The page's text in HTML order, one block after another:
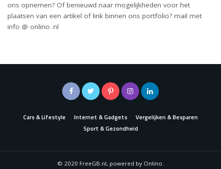
ons opnemen? Of benieuwd naar mogelijkheden voor het
plaatsen van een artikel of link binnen ons portfolio? mail met
info @ onlino .nl
Cars & Lifestyle Internet & Gadgets
Vergelijken & Besparen
Sport & Gezondheid
© 2020 FreeGB.nl, powered by Onlino.